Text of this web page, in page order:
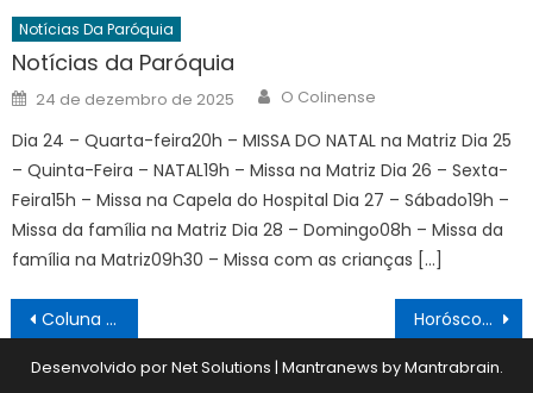
Notícias Da Paróquia
Notícias da Paróquia
Posted
on
24 de dezembro de 2025 Author
O Colinense
Dia 24 – Quarta-feira20h – MISSA DO NATAL na Matriz Dia 25
– Quinta-Feira – NATAL19h – Missa na Matriz Dia 26 – Sexta-
Feira15h – Missa na Capela do Hospital Dia 27 – Sábado19h –
Missa da família na Matriz Dia 28 – Domingo08h – Missa da
família na Matriz09h30 – Missa com as crianças […]
Navegação
de
Coluna Mais Saúde 06/04 Horóscopo 06/04 a 12/04
Desenvolvido por Net Solutions | Mantranews byMantrabrain.